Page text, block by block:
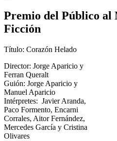
Premio del Público al
Ficción
Título: Corazón Helado
Director: Jorge Aparicio y
Ferran Queralt
Guión: Jorge Aparicio y
Manuel Aparicio
Intérpretes: Javier Aranda,
Paco Formento, Encarni
Corrales, Aitor Fernández,
Mercedes García y Cristina
Olivares